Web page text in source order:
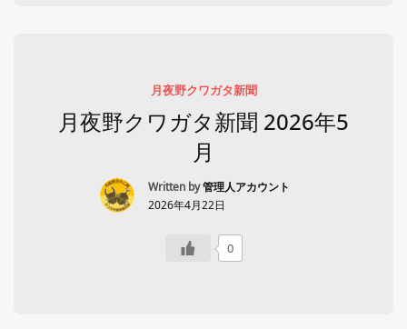
月夜野クワガタ新聞
月夜野クワガタ新聞 2026年5
月
Written by管理人アカウント
2026年4月22日
0